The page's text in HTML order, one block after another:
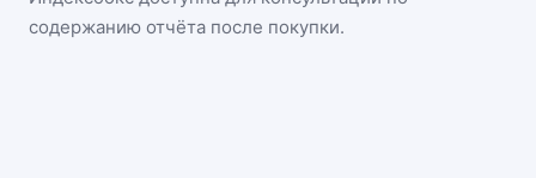
содержанию отчёта после покупки.